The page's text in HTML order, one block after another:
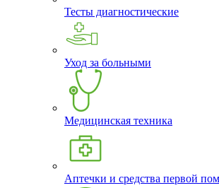
Тесты диагностические
Уход за больными
Медицинская техника
Аптечки и средства первой